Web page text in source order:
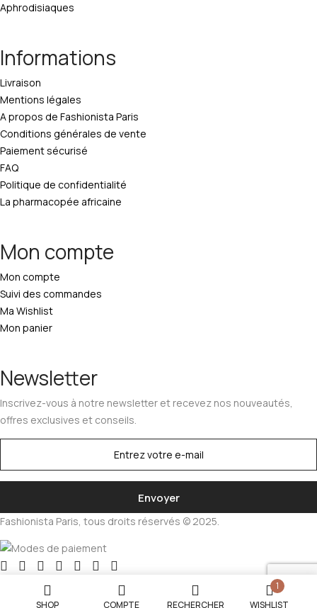
SHOP COMPTE RECHERCHER
1
WISHLIST
Aphrodisiaques
Informations
Livraison
Mentions légales
A propos de Fashionista Paris
Conditions générales de vente
Paiement sécurisé
FAQ
Politique de confidentialité
La pharmacopée africaine
Mon compte
Mon compte
Suivi des commandes
Ma Wishlist
Mon panier
Newsletter
Inscrivez-vous à notre newsletter et recevez nos nouveautés,
offres exclusives et conseils.
Fashionista Paris, tous droits réservés © 2025.